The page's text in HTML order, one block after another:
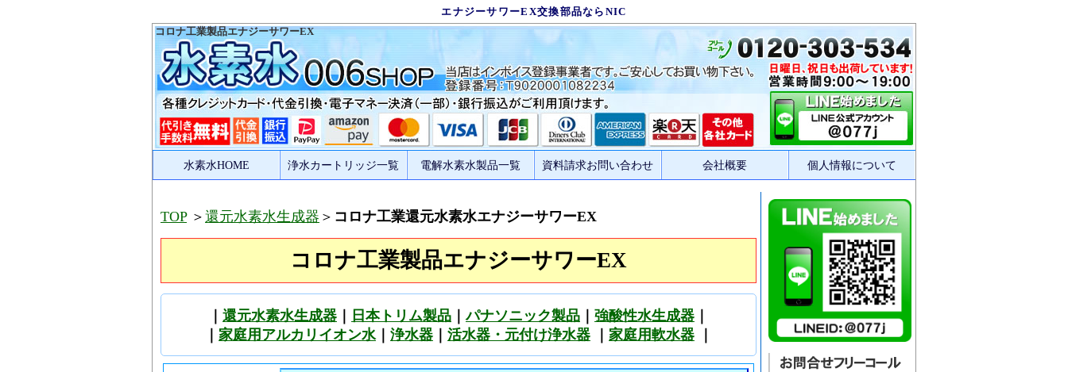
エナジーサワーEX交換部品ならNIC
コロナ工業製品エナジーサワーEX
水素水HOME 浄水カートリッジ一覧 電解水素水製品一覧 資料請求お問い合わせ 会社概要 個人情報について
TOP＞ 還元水素水生成器 ＞ コロナ工業還元水素水エナジーサワーEX
コロナ工業製品エナジーサワーEX
還元水素水生成器 日本トリム製品 ｜パナソニック製品 強酸性水生成器
家庭用アルカリイオン水｜ 浄水器 活水器・元付け浄水器 家庭用軟水器